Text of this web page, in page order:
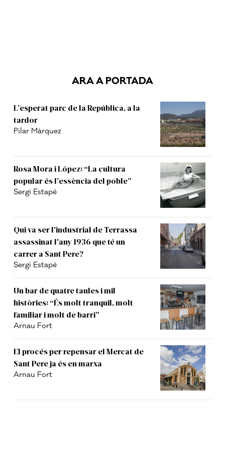
ARA A PORTADA
L’esperat parc de la República, a la
tardor
Pilar Màrquez
Rosa Mora i López: “La cultura
popular és l’essència del poble”
Sergi Estapé
Qui va ser l'industrial de Terrassa
assassinat l'any 1936 que té un
carrer a Sant Pere?
Sergi Estapé
Un bar de quatre taules i mil
històries: “És molt tranquil, molt
familiar i molt de barri”
Arnau Fort
El procés per repensar el Mercat de
Sant Pere ja és en marxa
Arnau Fort